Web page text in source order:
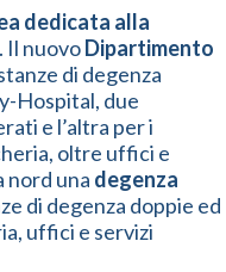
dedicata alla
. Il nuovoDipartimento
di degenza
Hospital, due
e l’altra per i
oltre uffici e
nord una degenza
di degenza doppie ed
uffici e servizi